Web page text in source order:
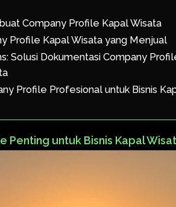
Company Profile Kapal Wisata
Profile Kapal Wisata yang Menjual
Solusi Dokumentasi Company
Profile Profesional untuk Bisnis
Penting untuk Bisnis Kapal